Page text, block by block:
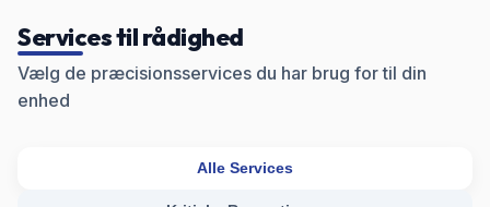
Services til rådighed
Vælg de præcisionsservices du har brug for til din
enhed
Alle Services